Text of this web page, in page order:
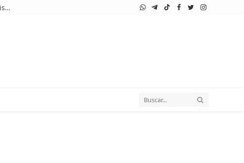
5 consequências de dirigir um carro irregular que todo motorista deve conhecer WhatsApp
Telegram
TikTokFacebook
TwitterInstagram